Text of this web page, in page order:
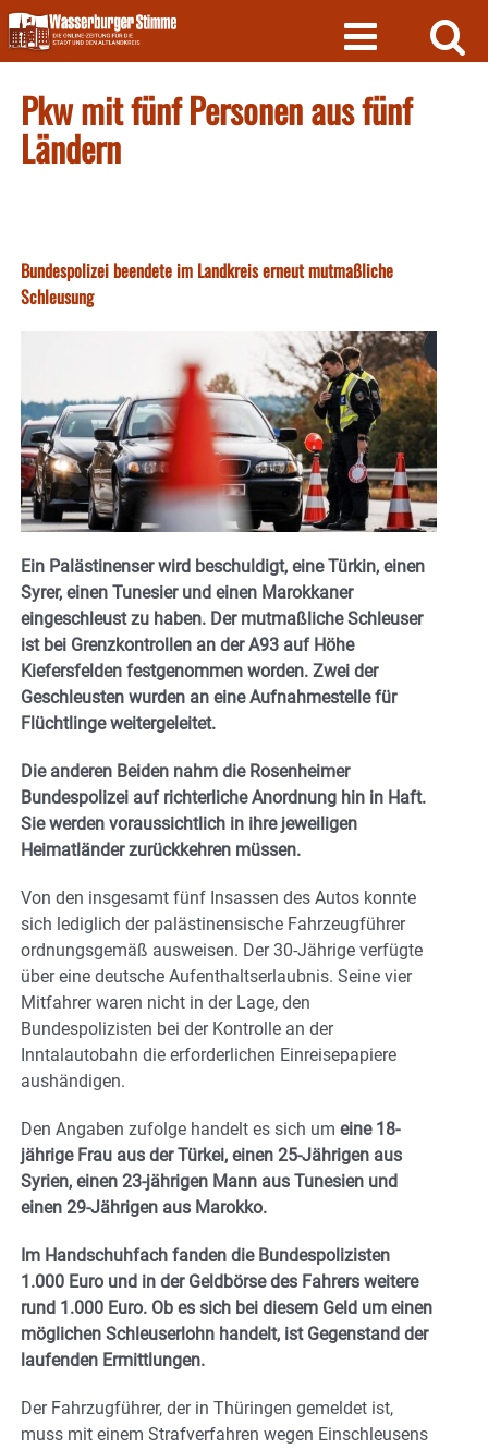
Skip
to
content
Pkw mit fünf Personen aus fünf
Ländern
Bundespolizei beendete im Landkreis erneut mutmaßliche
Schleusung
Ein Palästinenser wird beschuldigt, eine Türkin, einen
Syrer, einen Tunesier und einen Marokkaner
eingeschleust zu haben. Der mutmaßliche Schleuser
ist bei Grenzkontrollen an der A93 auf Höhe
Kiefersfelden festgenommen worden. Zwei der
Geschleusten wurden an eine Aufnahmestelle für
Flüchtlinge weitergeleitet.
Die anderen Beiden nahm die Rosenheimer
Bundespolizei auf richterliche Anordnung hin in Haft.
Sie werden voraussichtlich in ihre jeweiligen
Heimatländer zurückkehren müssen.
Von den insgesamt fünf Insassen des Autos konnte
sich lediglich der palästinensische Fahrzeugführer
ordnungsgemäß ausweisen. Der 30-Jährige verfügte
über eine deutsche Aufenthaltserlaubnis. Seine vier
Mitfahrer waren nicht in der Lage, den
Bundespolizisten bei der Kontrolle an der
Inntalautobahn die erforderlichen Einreisepapiere
aushändigen.
Den Angaben zufolge handelt es sich um eine 18-
jährige Frau aus der Türkei, einen 25-Jährigen aus
Syrien, einen 23-jährigen Mann aus Tunesien und
einen 29-Jährigen aus Marokko.
Im Handschuhfach fanden die Bundespolizisten
1.000 Euro und in der Geldbörse des Fahrers weitere
rund 1.000 Euro. Ob es sich bei diesem Geld um einen
möglichen Schleuserlohn handelt, ist Gegenstand der
laufenden Ermittlungen.
Der Fahrzugführer, der in Thüringen gemeldet ist,
muss mit einem Strafverfahren wegen Einschleusens